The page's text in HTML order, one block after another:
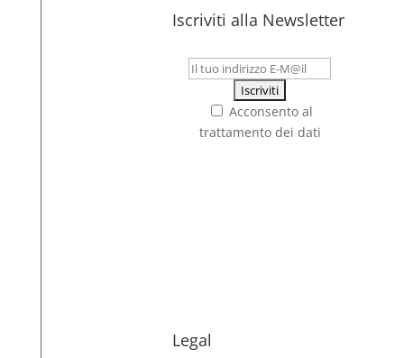
Iscriviti alla Newsletter
Acconsento al
trattamento dei dati
Legal